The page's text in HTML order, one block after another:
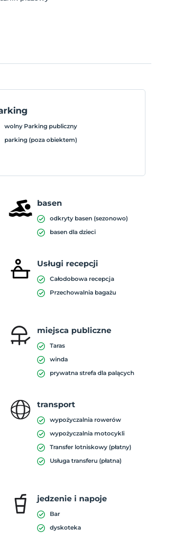
wolny Parking publiczny
parking (poza obiektem)
basen
odkryty basen (sezonowo)
basen dla dzieci
Usługi recepcji
Całodobowa recepcja
Przechowalnia bagażu
miejsca publiczne
Taras
winda
prywatna strefa dla palących
transport
wypożyczalnia rowerów
wypożyczalnia motocykli
Transfer lotniskowy (płatny)
Usługa transferu (płatna)
jedzenie i napoje
Bar
dyskoteka